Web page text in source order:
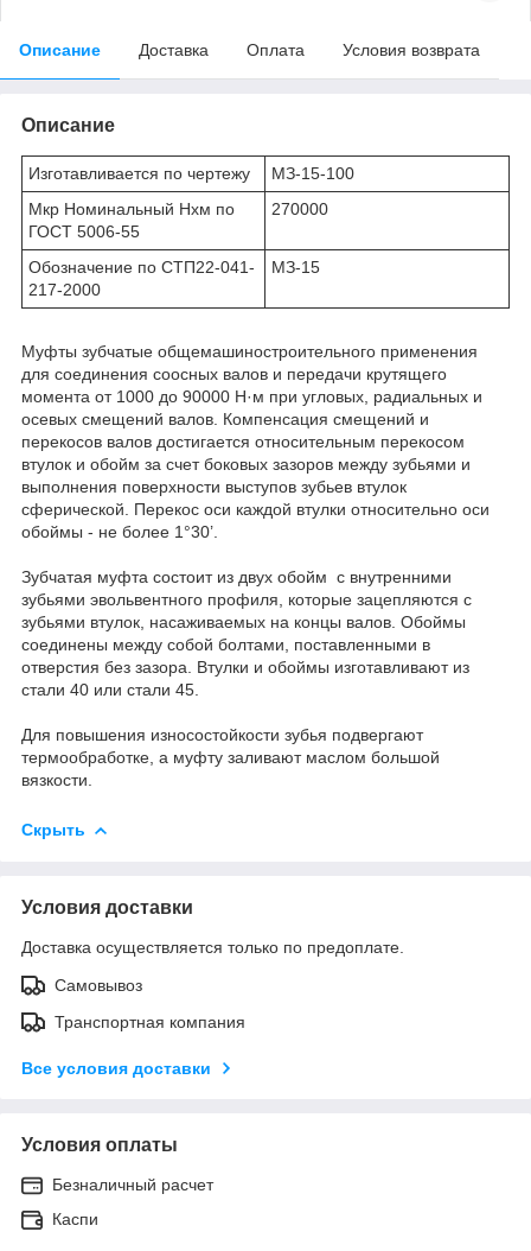
Описание Доставка Оплата Условия возврата
Описание
Изготавливается по чертежу
МЗ-15-100
Мкр Номинальный Нхм по
ГОСТ 5006-55
270000
Обозначение по СТП22-041-
217-2000
МЗ-15
Муфты зубчатые общемашиностроительного применения
для соединения соосных валов и передачи крутящего
момента от 1000 до 90000 Н·м при угловых, радиальных и
осевых смещений валов. Компенсация смещений и
перекосов валов достигается относительным перекосом
втулок и обойм за счет боковых зазоров между зубьями и
выполнения поверхности выступов зубьев втулок
сферической. Перекос оси каждой втулки относительно оси
обоймы - не более 1°30’.
Зубчатая муфта состоит из двух обойм с внутренними
зубьями эвольвентного профиля, которые зацепляются с
зубьями втулок, насаживаемых на концы валов. Обоймы
соединены между собой болтами, поставленными в
отверстия без зазора. Втулки и обоймы изготавливают из
стали 40 или стали 45.
Для повышения износостойкости зубья подвергают
термообработке, а муфту заливают маслом большой
вязкости.
Скрыть
Условия доставки
Доставка осуществляется только по предоплате.
Самовывоз
Транспортная компания
Все условия доставки
Условия оплаты
Безналичный расчет
Каспи